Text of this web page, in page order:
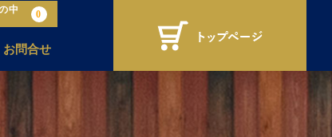
中 0
お問合せ